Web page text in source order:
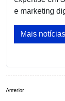
e marketing
Mais
Navegação
Anterior: